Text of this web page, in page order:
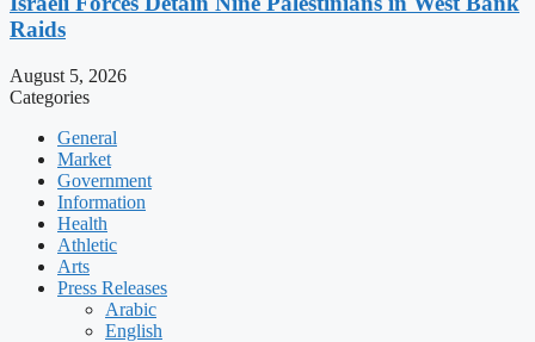
Raids
August 5, 2026
Categories
General
Market
Government
Information
Health
Athletic
Arts
Press Releases
Arabic
English